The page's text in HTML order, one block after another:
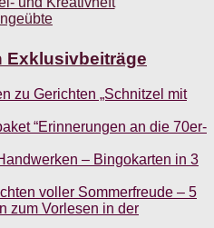
Exklusivbeiträge
zu Gerichten „Schnitzel mit
“Erinnerungen an die 70er-
– Bingokarten in 3
voller Sommerfreude – 5
zum Vorlesen in der